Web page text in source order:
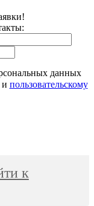
данных
и пользовательскому
к